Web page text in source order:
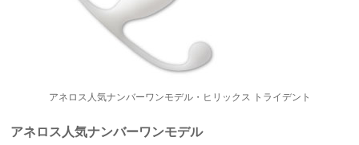
アネロス人気ナンバーワンモデル・ヒリックス トライデント
アネロス人気ナンバーワンモデル